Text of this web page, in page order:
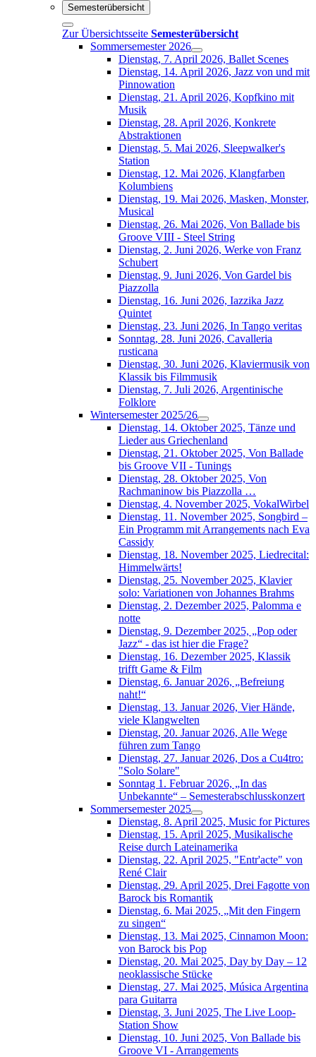
Semesterübersicht
Zur Übersichtsseite Semesterübersicht
Sommersemester 2026
Dienstag, 7. April 2026, Ballet Scenes
Dienstag, 14. April 2026, Jazz von und mit
Pinnowation
Dienstag, 21. April 2026, Kopfkino mit
Musik
Dienstag, 28. April 2026, Konkrete
Abstraktionen
Dienstag, 5. Mai 2026, Sleepwalker's
Station
Dienstag, 12. Mai 2026, Klangfarben
Kolumbiens
Dienstag, 19. Mai 2026, Masken, Monster,
Musical
Dienstag, 26. Mai 2026, Von Ballade bis
Groove VIII - Steel String
Dienstag, 2. Juni 2026, Werke von Franz
Schubert
Dienstag, 9. Juni 2026, Von Gardel bis
Piazzolla
Dienstag, 16. Juni 2026, Iazzika Jazz
Quintet
Dienstag, 23. Juni 2026, In Tango veritas
Sonntag, 28. Juni 2026, Cavalleria
rusticana
Dienstag, 30. Juni 2026, Klaviermusik von
Klassik bis Filmmusik
Dienstag, 7. Juli 2026, Argentinische
Folklore
Wintersemester 2025/26
Dienstag, 14. Oktober 2025, Tänze und
Lieder aus Griechenland
Dienstag, 21. Oktober 2025, Von Ballade
bis Groove VII - Tunings
Dienstag, 28. Oktober 2025, Von
Rachmaninow bis Piazzolla …
Dienstag, 4. November 2025, VokalWirbel
Dienstag, 11. November 2025, Songbird –
Ein Programm mit Arrangements nach Eva
Cassidy
Dienstag, 18. November 2025, Liedrecital:
Himmelwärts!
Dienstag, 25. November 2025, Klavier
solo: Variationen von Johannes Brahms
Dienstag, 2. Dezember 2025, Palomma e
notte
Dienstag, 9. Dezember 2025, „Pop oder
Jazz“ - das ist hier die Frage?
Dienstag, 16. Dezember 2025, Klassik
trifft Game & Film
Dienstag, 6. Januar 2026, „Befreiung
naht!“
Dienstag, 13. Januar 2026, Vier Hände,
viele Klangwelten
Dienstag, 20. Januar 2026, Alle Wege
führen zum Tango
Dienstag, 27. Januar 2026, Dos a Cu4tro:
"Solo Solare"
Sonntag 1. Februar 2026, „In das
Unbekannte“ – Semesterabschlusskonzert
Sommersemester 2025
Dienstag, 8. April 2025, Music for Pictures
Dienstag, 15. April 2025, Musikalische
Reise durch Lateinamerika
Dienstag, 22. April 2025, "Entr'acte" von
René Clair
Dienstag, 29. April 2025, Drei Fagotte von
Barock bis Romantik
Dienstag, 6. Mai 2025, „Mit den Fingern
zu singen“
Dienstag, 13. Mai 2025, Cinnamon Moon:
von Barock bis Pop
Dienstag, 20. Mai 2025, Day by Day – 12
neoklassische Stücke
Dienstag, 27. Mai 2025, Música Argentina
para Guitarra
Dienstag, 3. Juni 2025, The Live Loop-
Station Show
Dienstag, 10. Juni 2025, Von Ballade bis
Groove VI - Arrangements